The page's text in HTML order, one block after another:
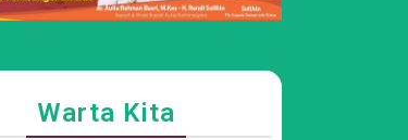
Warta Kita